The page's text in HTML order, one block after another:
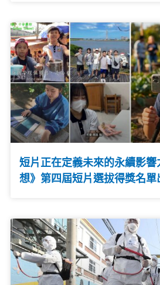
短片正在定義未來的永續影
想》第四屆短片選拔得獎名單